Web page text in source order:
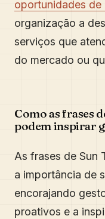
oportunidades de
organização a
serviços que
do mercado ou
Como as frases
podem inspirar
As frases de Sun
a importância de
encorajando
proativos e a